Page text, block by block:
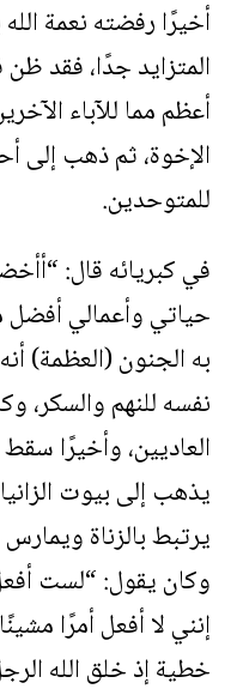
أخيرًا رفضته نعمة
المتزايد جدًا، فقد
أعظم مما للآباء
الإخوة، ثم ذهب إلى
للمتوحدين.
في كبريائه قال:
حياتي وأعمالي أفضل
به الجنون (العظمة)
نفسه للنهم والسكر،
العاديين، وأخيرًا
يذهب إلى بيوت
يرتبط بالزناة
وكان يقول: “لست
إنني لا أفعل أمرًا
خطية إذ خلق الله